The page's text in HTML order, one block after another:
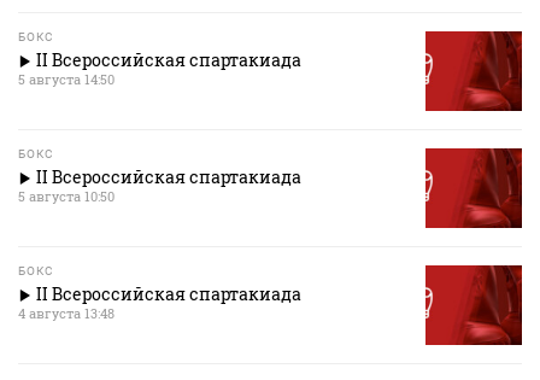
БОКС
II Всероссийская спартакиада
5 августа 14:50
БОКС
II Всероссийская спартакиада
5 августа 10:50
БОКС
II Всероссийская спартакиада
4 августа 13:48